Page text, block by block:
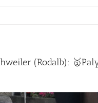
(Rodalb):